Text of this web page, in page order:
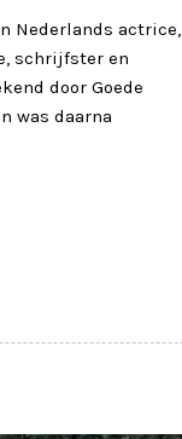
Nederlands actrice,
schrijfster en
door Goede
was daarna